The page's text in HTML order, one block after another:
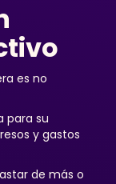
es no
para su
y gastos
de más o